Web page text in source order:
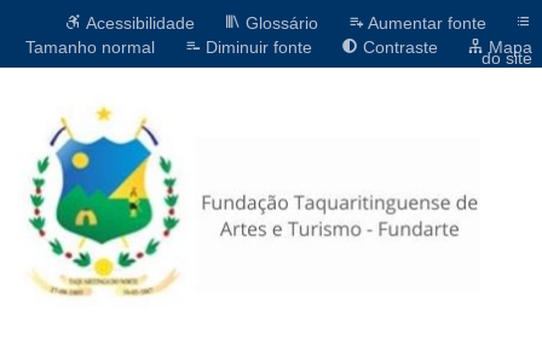
Acessibilidade Glossário
Aumentar fonte
Tamanho normal
Diminuir fonte Contraste Mapa
do site